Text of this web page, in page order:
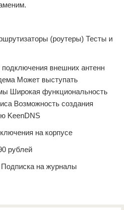
(роутеры) Тесты и
внешних антенн
Может выступать
Широкая функциональность
Возможность создания
KeenDNS
на корпусе
рублей
на журналы